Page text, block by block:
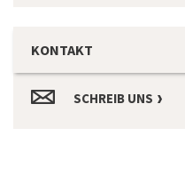
KONTAKT
SCHREIB UNS